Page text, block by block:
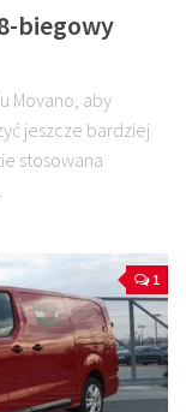
biegowy
Movano, aby
jeszcze bardziej
stosowana
1